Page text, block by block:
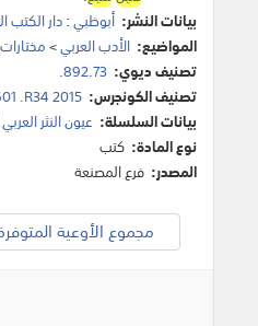
بيانات النشر: أبوظبي:دار الكتب
المواضيع: الأدب العربي>مختارات
تصنيف ديوي: 892.73.
تصنيف الكونجرس: .R34 2015
بيانات السلسلة: عيون النثر
نوع المادة: كتب
المصدر: فرع المصنعة
مجموع الأوعية المتوفرة